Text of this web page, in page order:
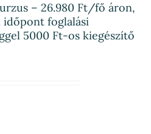
– 26.980 Ft/fő áron,
időpont foglalási
5000 Ft-os kiegészítő